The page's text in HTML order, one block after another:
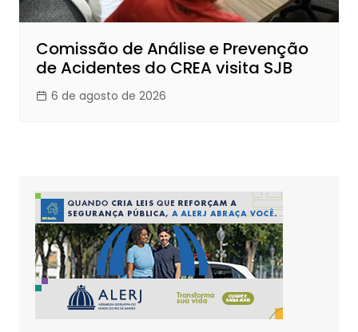
Comissão de Análise e Prevenção
de Acidentes do CREA visita SJB
6 de agosto de 2026